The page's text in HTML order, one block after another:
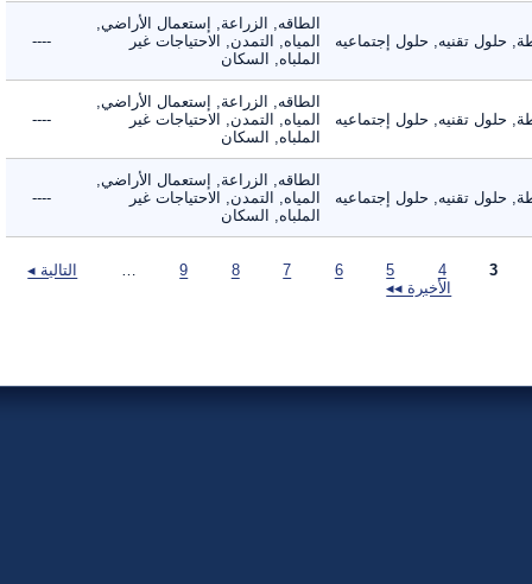
حلول تقنيه, حلول إجتماعيه
الطاقه, الزراعة, إستعمال الأراضي,
المياه, التمدن, الاحتياجات غير
الملباه, السكان
----
حلول تقنيه, حلول إجتماعيه
الطاقه, الزراعة, إستعمال الأراضي,
المياه, التمدن, الاحتياجات غير
الملباه, السكان
----
حلول تقنيه, حلول إجتماعيه
الطاقه, الزراعة, إستعمال الأراضي,
المياه, التمدن, الاحتياجات غير
الملباه, السكان
----
التالية ◂
الأخيرة ◂◂